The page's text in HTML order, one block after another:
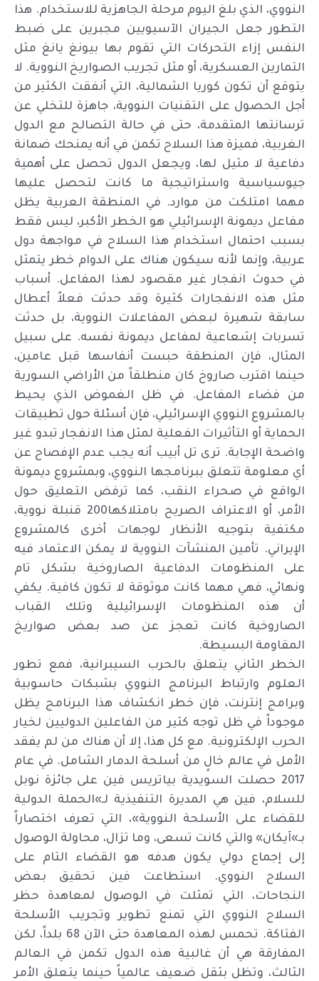
النووي، الذي بلغ اليوم مرحلة الجاهزية للاستخدام. هذا
التطور جعل الجيران الآسيويين مجبرين على ضبط
النفس إزاء التحركات التي تقوم بها بيونغ يانغ مثل
التمارين العسكرية، أو مثل تجريب الصواريخ النووية. لا
يتوقع أن تكون كوريا الشمالية، التي أنفقت الكثير من
أجل الحصول على التقنيات النووية، جاهزة للتخلي عن
ترسانتها المتقدمة، حتى في حالة التصالح مع الدول
الغربية، فميزة هذا السلاح تكمن في أنه يمنحك ضمانة
دفاعية لا مثيل لها، ويجعل الدول تحصل على أهمية
جيوسياسية واستراتيجية ما كانت لتحصل عليها
مهما امتلكت من موارد. في المنطقة العربية يظل
مفاعل ديمونة الإسرائيلي هو الخطر الأكبر، ليس فقط
بسبب احتمال استخدام هذا السلاح في مواجهة دول
عربية، وإنما لأنه سيكون هناك على الدوام خطر يتمثل
في حدوث انفجار غير مقصود لهذا المفاعل. أسباب
مثل هذه الانفجارات كثيرة وقد حدثت فعلاً أعطال
سابقة شهيرة لبعض المفاعلات النووية، بل حدثت
تسربات إشعاعية لمفاعل ديمونة نفسه. على سبيل
المثال، فإن المنطقة حبست أنفاسها قبل عامين،
حينما اقترب صاروخ كان منطلقاً من الأراضي السورية
من فضاء المفاعل. في ظل الغموض الذي يحيط
بالمشروع النووي الإسرائيلي، فإن أسئلة حول تطبيقات
الحماية أو التأثيرات الفعلية لمثل هذا الانفجار تبدو غير
واضحة الإجابة. ترى تل أبيب أنه يجب عدم الإفصاح عن
أي معلومة تتعلق ببرنامجها النووي، وبمشروع ديمونة
الواقع في صحراء النقب، كما ترفض التعليق حول
الأمر، أو الاعتراف الصريح بامتلاكها200 قنبلة نووية،
مكتفية بتوجيه الأنظار لوجهات أخرى كالمشروع
الإيراني. تأمين المنشآت النووية لا يمكن الاعتماد فيه
على المنظومات الدفاعية الصاروخية بشكل تام
ونهائي، فهي مهما كانت موثوقة لا تكون كافية. يكفي
أن هذه المنظومات الإسرائيلية وتلك القباب
الصاروخية كانت تعجز عن صد بعض صواريخ
المقاومة البسيطة.
الخطر الثاني يتعلق بالحرب السيبرانية، فمع تطور
العلوم وارتباط البرنامج النووي بشبكات حاسوبية
وبرامج إنترنت، فإن خطر انكشاف هذا البرنامج يظل
موجوداً في ظل توجه كثير من الفاعلين الدوليين لخيار
الحرب الإلكترونية. مع كل هذا، إلا أن هناك من لم يفقد
الأمل في عالم خالٍ من أسلحة الدمار الشامل. في عام
2017 حصلت السويدية بياتريس فين على جائزة نوبل
للسلام، فين هي المديرة التنفيذية لـ»الحملة الدولية
للقضاء على الأسلحة النووية»، التي تعرف اختصاراً
بـ»آيكان» والتي كانت تسعى، وما تزال، محاولة الوصول
إلى إجماع دولي يكون هدفه هو القضاء التام على
السلاح النووي. استطاعت فين تحقيق بعض
النجاحات، التي تمثلت في الوصول لمعاهدة حظر
السلاح النووي التي تمنع تطوير وتجريب الأسلحة
الفتاكة. تحمس لهذه المعاهدة حتى الآن 68 بلداً، لكن
المفارقة هي أن غالبية هذه الدول تكمن في العالم
الثالث، وتظل بثقل ضعيف عالمياً حينما يتعلق الأمر